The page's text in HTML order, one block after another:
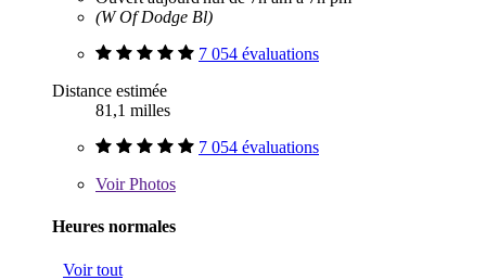
(W Of Dodge Bl)
7 054 évaluations
Distance estimée
81,1 milles
7 054 évaluations
VoirPhotos
Heures normales
Voir tout